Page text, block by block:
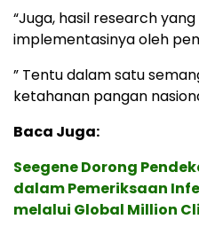
“Juga, hasil research
implementasinya oleh
” Tentu dalam satu
ketahanan pangan
Baca Juga:
Seegene Dorong
dalam Pemeriksaan
melalui Global Million